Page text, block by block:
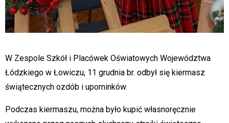
W Zespole Szkół i Placówek Oświatowych Województwa
Łódzkiego w Łowiczu, 11 grudnia br. odbył się kiermasz
świątecznych ozdób i upominków.
Podczas kiermaszu, można było kupić własnoręcznie